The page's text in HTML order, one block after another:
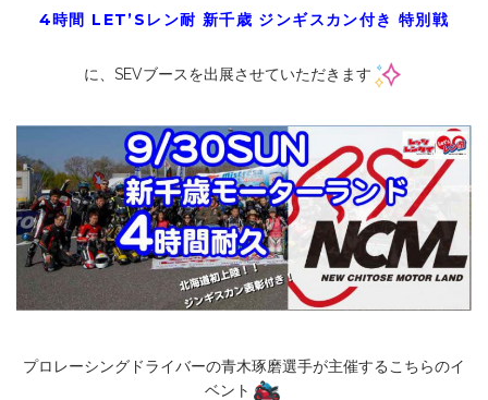
4時間 LET’Sレン耐 新千歳 ジンギスカン付き 特別戦
に、SEVブースを出展させていただきます
プロレーシングドライバーの青木琢磨選手が主催するこちらのイ
ベント